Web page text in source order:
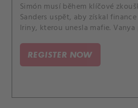
Simón musí během klíčové
Sanders uspět, aby získal
Iriny, kterou unesla mafie. Vanya
REGISTER NOW